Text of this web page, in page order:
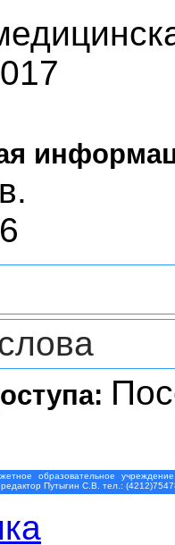
образовательное
Путыгин С.В. тел.: